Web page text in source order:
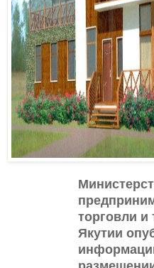
торговли и
Якутии